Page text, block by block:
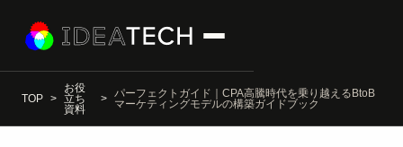
TOP
お役
立ち
資料
パーフェクトガイド｜CPA高騰時代を乗り越えるBtoB
マーケティングモデルの構築ガイドブック